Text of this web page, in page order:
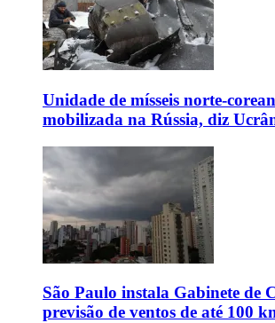
Unidade de mísseis norte-
mobilizada na Rússia, diz
São Paulo instala Gabinete de
previsão de ventos de até 100